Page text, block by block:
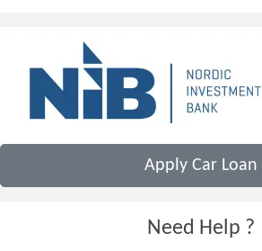
Apply Car Loan
Need Help ?